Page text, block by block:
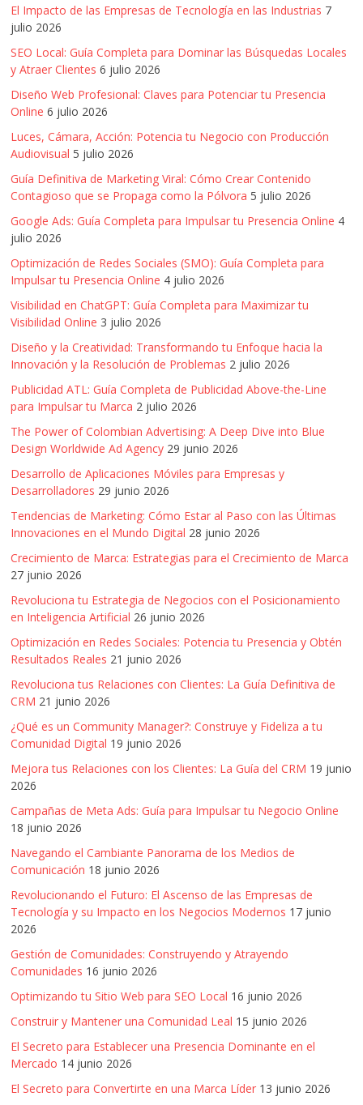
El Impacto de las Empresas de Tecnología en las Industrias 7
julio 2026
SEO Local: Guía Completa para Dominar las Búsquedas Locales
y Atraer Clientes 6 julio 2026
Diseño Web Profesional: Claves para Potenciar tu Presencia
Online 6 julio 2026
Luces, Cámara, Acción: Potencia tu Negocio con Producción
Audiovisual 5 julio 2026
Guía Definitiva de Marketing Viral: Cómo Crear Contenido
Contagioso que se Propaga como la Pólvora 5 julio 2026
Google Ads: Guía Completa para Impulsar tu Presencia Online 4
julio 2026
Optimización de Redes Sociales (SMO): Guía Completa para
Impulsar tu Presencia Online 4 julio 2026
Visibilidad en ChatGPT: Guía Completa para Maximizar tu
Visibilidad Online 3 julio 2026
Diseño y la Creatividad: Transformando tu Enfoque hacia la
Innovación y la Resolución de Problemas 2 julio 2026
Publicidad ATL: Guía Completa de Publicidad Above-the-Line
para Impulsar tu Marca 2 julio 2026
The Power of Colombian Advertising: A Deep Dive into Blue
Design Worldwide Ad Agency 29 junio 2026
Desarrollo de Aplicaciones Móviles para Empresas y
Desarrolladores 29 junio 2026
Tendencias de Marketing: Cómo Estar al Paso con las Últimas
Innovaciones en el Mundo Digital 28 junio 2026
Crecimiento de Marca: Estrategias para el Crecimiento de Marca
27 junio 2026
Revoluciona tu Estrategia de Negocios con el Posicionamiento
en Inteligencia Artificial 26 junio 2026
Optimización en Redes Sociales: Potencia tu Presencia y Obtén
Resultados Reales 21 junio 2026
Revoluciona tus Relaciones con Clientes: La Guía Definitiva de
CRM 21 junio 2026
¿Qué es un Community Manager?: Construye y Fideliza a tu
Comunidad Digital 19 junio 2026
Mejora tus Relaciones con los Clientes: La Guía del CRM 19 junio
2026
Campañas de Meta Ads: Guía para Impulsar tu Negocio Online
18 junio 2026
Navegando el Cambiante Panorama de los Medios de
Comunicación 18 junio 2026
Revolucionando el Futuro: El Ascenso de las Empresas de
Tecnología y su Impacto en los Negocios Modernos 17 junio
2026
Gestión de Comunidades: Construyendo y Atrayendo
Comunidades 16 junio 2026
Optimizando tu Sitio Web para SEO Local 16 junio 2026
Construir y Mantener una Comunidad Leal 15 junio 2026
El Secreto para Establecer una Presencia Dominante en el
Mercado 14 junio 2026
El Secreto para Convertirte en una Marca Líder 13 junio 2026